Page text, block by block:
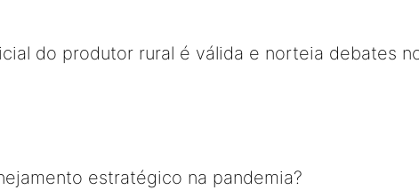
do produtor rural é válida e norteia debates
estratégico na pandemia?